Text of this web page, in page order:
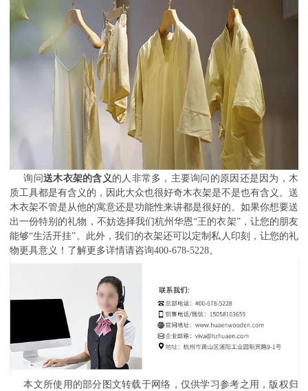
询问送木衣架的含义的人非常多，主要询问的原因还是因为，木
质工具都是有含义的，因此大众也很好奇木衣架是不是也有含义。送
木衣架不管是从他的寓意还是功能性来讲都是很好的。如果你想要送
出一份特别的礼物，不妨选择我们杭州华恩“王的衣架”，让您的朋友
能够“生活开挂”。此外，我们的衣架还可以定制私人印刻，让您的礼
物更具意义！了解更多详情请咨询400-678-5228。
本文所使用的部分图文转载于网络，仅供学习参考之用，版权归